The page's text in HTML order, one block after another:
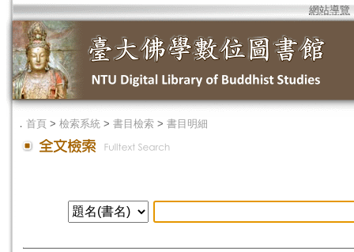
網站導覽
． 首頁 > 檢索系統 > 書目檢索 > 書目明細